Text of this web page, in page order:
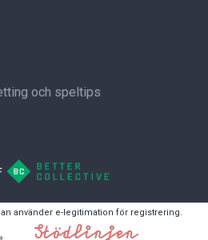
och speltips
använder e-legitimation för registrering.